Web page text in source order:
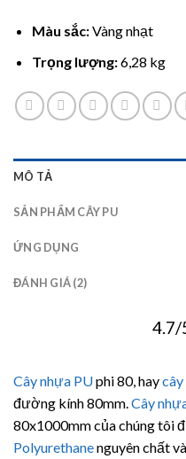
Màu sắc:Vàng nhạt
Trọng lượng:6,28 kg
MÔ TẢ
SẢN PHẨM CÂY PU
ỨNG DỤNG
ĐÁNH GIÁ (2)
4.7/
Cây nhựa PUphi 80, hay
đường kính 80mm.Cây
80x1000mm của chúng tôi
Polyurethanenguyên chất